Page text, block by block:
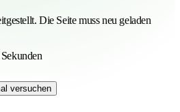
Die Seite muss neu geladen
versuchen